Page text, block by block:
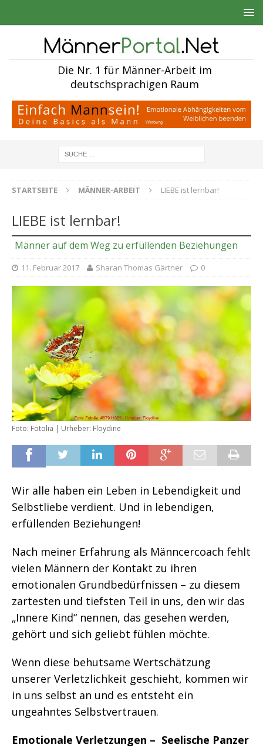
Die Nr. 1 für Männer-Arbeit im
deutschsprachigen Raum
STARTSEITE MÄNNER-ARBEIT LIEBE ist lernbar!
LIEBE ist lernbar!
Männer auf dem Weg zu erfüllenden Beziehungen
11. Februar 2017 Sharan Thomas Gärtner 0
Foto: Fotolia | Urheber: Floydine
Wir alle haben ein Leben in Lebendigkeit und
Selbstliebe verdient. Und in lebendigen,
erfüllenden Beziehungen!
Nach meiner Erfahrung als Männcercoach fehlt
vielen Männern der Kontakt zu ihren
emotionalen Grundbedürfnissen – zu diesem
zartesten und tiefsten Teil in uns, den wir das
„Innere Kind“ nennen, das gesehen werden,
gehört und sich geliebt fühlen möchte.
Wenn diese behutsame Wertschätzung
unserer Verletzlichkeit geschieht, kommen wir
in uns selbst an und es entsteht ein
ungeahntes Selbstvertrauen.
Emotionale Verletzungen – Seelische Panzer